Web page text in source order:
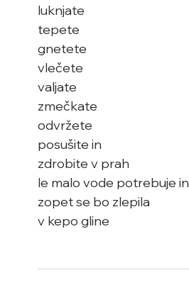
luknjate
tepete
gnetete
vlečete
valjate
zmečkate
odvržete
posušite in
zdrobite v prah
le malo vode potrebuje in
zopet se bo zlepila
v kepo gline